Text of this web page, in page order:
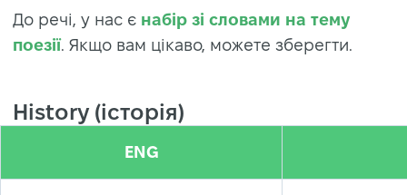
До речі, у нас є набір зі словами на тему
поезії. Якщо вам цікаво, можете зберегти.
History (історія)
ENG